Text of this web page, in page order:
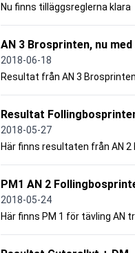
Nu finns tilläggsreglerna klara
AN 3 Brosprinten, nu
2018-06-18
Resultat från AN 3
Resultat
2018-05-27
Här finns resultaten från AN 2
PM1 AN 2
2018-05-24
Här finns PM 1 för tävling AN